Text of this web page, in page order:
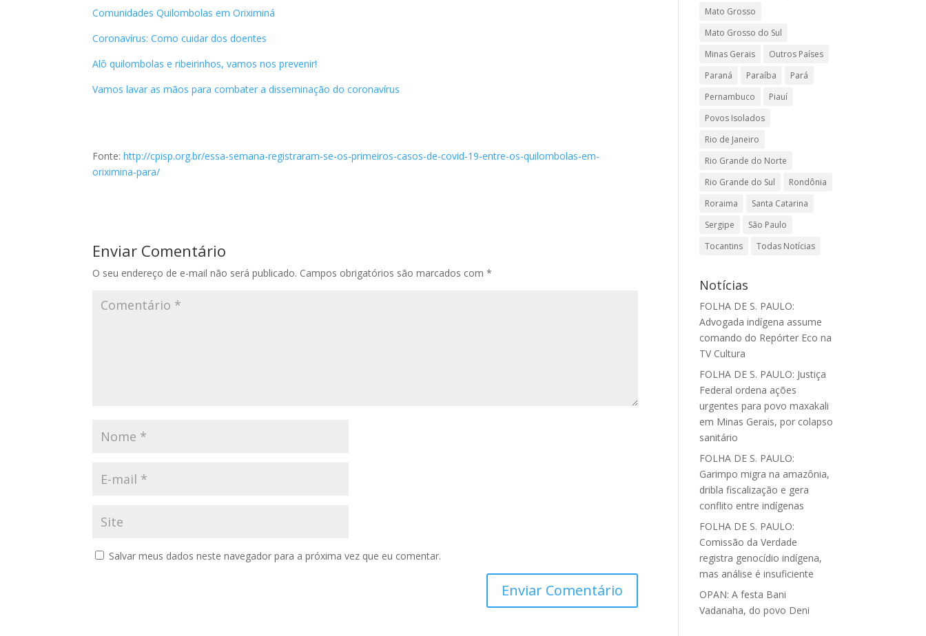
Comunidades Quilombolas em Oriximiná
Coronavírus: Como cuidar dos doentes
Alô quilombolas e ribeirinhos, vamos nos prevenir!
Vamos lavar as mãos para combater a disseminação do coronavírus
Fonte:http://cpisp.org.br/essa-semana-registraram-se-os-primeiros-casos-de-covid-19-entre-os-quilombolas-em-
oriximina-para/
Enviar Comentário
O seu endereço de e-mail não será publicado. Campos obrigatórios são marcados com*
Salvar meus dados neste navegador para a próxima vez que eu comentar.
Mato Grosso
Mato Grosso do Sul
Minas Gerais
Outros Países
Paraná
Paraíba
Pará
Pernambuco
Piauí
Povos Isolados
Rio de Janeiro
Rio Grande do Norte
Rio Grande do Sul
Rondônia
Roraima
Santa Catarina
Sergipe
São Paulo
Tocantins
Todas Notícias
Notícias
FOLHA DE S. PAULO:
Advogada indígena assume
comando do Repórter Eco na
TV Cultura
FOLHA DE S. PAULO: Justiça
Federal ordena ações
urgentes para povo maxakali
em Minas Gerais, por colapso
sanitário
FOLHA DE S. PAULO:
Garimpo migra na amazônia,
dribla fiscalização e gera
conflito entre indígenas
FOLHA DE S. PAULO:
Comissão da Verdade
registra genocídio indígena,
mas análise é insuficiente
OPAN: A festa Bani
Vadanaha, do povo Deni